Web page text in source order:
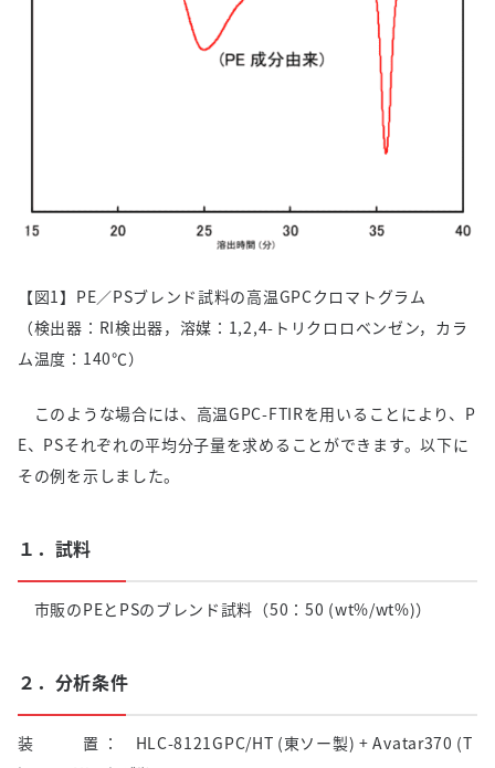
【図1】PE／PSブレンド試料の高温GPCクロマトグラム
（検出器：RI検出器，溶媒：1,2,4-トリクロロベンゼン，カラ
ム温度：140℃）
このような場合には、高温GPC-FTIRを用いることにより、P
E、PSそれぞれの平均分子量を求めることができます。以下に
その例を示しました。
１．試料
市販のPEとPSのブレンド試料（50：50 (wt%/wt%)）
２．分析条件
装 置 ： HLC-8121GPC/HT (東ソー製) + Avatar370 (T